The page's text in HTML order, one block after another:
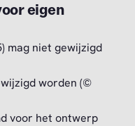
eigen
mag niet gewijzigd
worden (©
voor het ontwerp